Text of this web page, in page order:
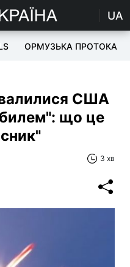
UA
ОРМУЗЬКА ПРОТОКА
США
що це
3 хв